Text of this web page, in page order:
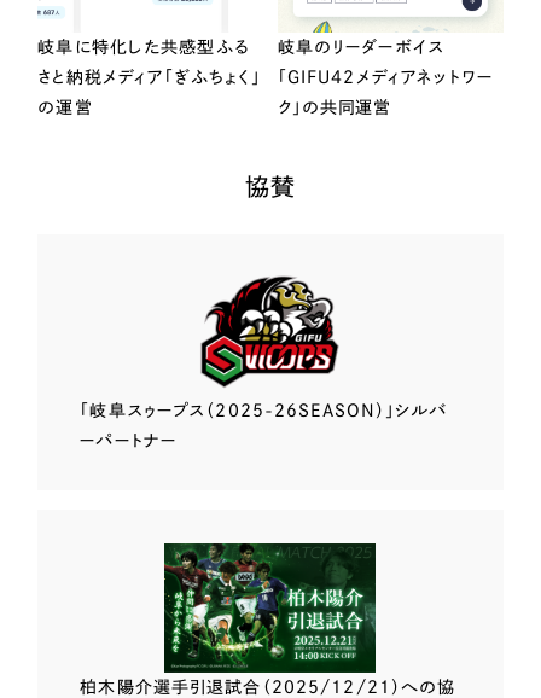
岐阜に特化した共感型ふる
さと納税メディア「ぎふちょく」
の運営
岐阜のリーダーボイス
「GIFU42メディアネットワー
ク」の共同運営
協賛
「岐阜スゥープス （2025-26SEASON）」 シルバ
ーパートナー
柏木陽介選手引退試合（2025/12/21）への協